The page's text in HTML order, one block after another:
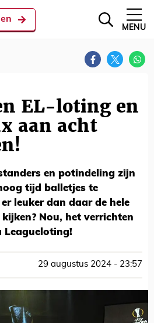
MENU
EL-loting en
aan acht
en potindeling zijn
tijd balletjes te
leuker dan daar de hele
Nou, het verrichten
Leagueloting!
29 augustus 2024 - 23:57